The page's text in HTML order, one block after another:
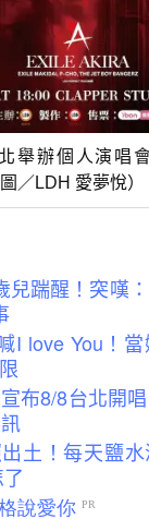
舉辦個人演唱
／LDH 愛夢悅）
兒踹醒！突嘆
I love You！
布8/8台北開
出土！每天鹽